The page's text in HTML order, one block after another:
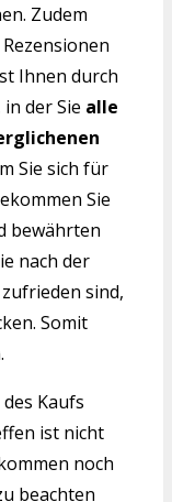
Zudem
Ihnen durch
der Sie alle
Sie sich für
Sie
bewährten
nach der
sind,
Somit
Kaufs
ist nicht
noch
beachten